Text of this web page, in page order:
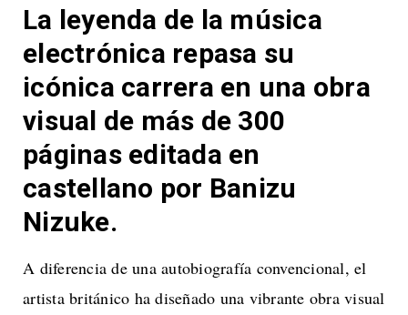
La leyenda de la música
electrónica repasa su
icónica carrera en una obra
visual de más de 300
páginas editada en
castellano por Banizu
Nizuke.
A diferencia de una autobiografía convencional, el
artista británico ha diseñado una vibrante obra visual